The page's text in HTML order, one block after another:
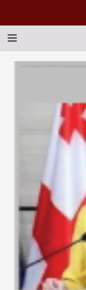
EEU-Ს ᲨᲔᲡᲐᲮᲔᲑ
ᲡᲐᲔᲠᲗᲐᲨᲝᲠᲘᲡᲝ
ᲡᲢᲣᲓᲔᲜᲢᲣᲠᲘ ᲪᲮᲝᲕᲠᲔᲑᲐ
ᲙᲝᲜᲢᲐᲥᲢᲘ